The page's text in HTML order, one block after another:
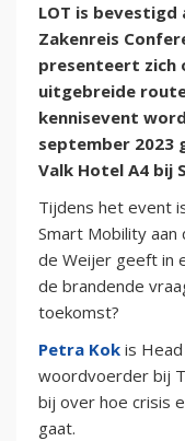
LOT is bevestigd
Zakenreis
presenteert zich
uitgebreide
kennisevent
september 2023
Valk Hotel A4 bij
Tijdens het event
Smart Mobility aan
de Weijer geeft in
de brandende
toekomst?
Petra Kok is
woordvoerder bij
bij over hoe crisis
gaat.